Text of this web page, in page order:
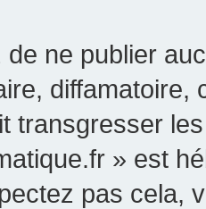
de ne publier
diffamatoire,
transgresser
» est
pas cela,